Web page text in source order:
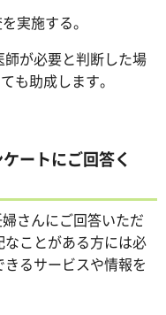
実施する。
が必要と判断した場
も助成します。
ートにご回答く
さんにご回答いただ
ことがある方には必
るサービスや情報を